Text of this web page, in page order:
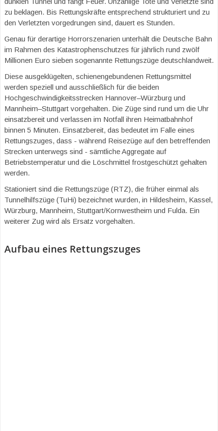
zu beklagen. Bis Rettungskräfte entsprechend strukturiert und zu
den Verletzten vorgedrungen sind, dauert es Stunden.
Genau für derartige Horrorszenarien unterhält die Deutsche Bahn
im Rahmen des Katastrophenschutzes für jährlich rund zwölf
Millionen Euro sieben sogenannte Rettungszüge deutschlandweit.
Diese ausgeklügelten, schienengebundenen Rettungsmittel
werden speziell und ausschließlich für die beiden
Hochgeschwindigkeitsstrecken Hannover–Würzburg und
Mannheim–Stuttgart vorgehalten. Die Züge sind rund um die Uhr
einsatzbereit und verlassen im Notfall ihren Heimatbahnhof
binnen 5 Minuten. Einsatzbereit, das bedeutet im Falle eines
Rettungszuges, dass - während Reisezüge auf den betreffenden
Strecken unterwegs sind - sämtliche Aggregate auf
Betriebstemperatur und die Löschmittel frostgeschützt gehalten
werden.
Stationiert sind die Rettungszüge (RTZ), die früher einmal als
Tunnelhilfszüge (TuHi) bezeichnet wurden, in Hildesheim, Kassel,
Würzburg, Mannheim, Stuttgart/Kornwestheim und Fulda. Ein
weiterer Zug wird als Ersatz vorgehalten.
Aufbau eines Rettungszuges